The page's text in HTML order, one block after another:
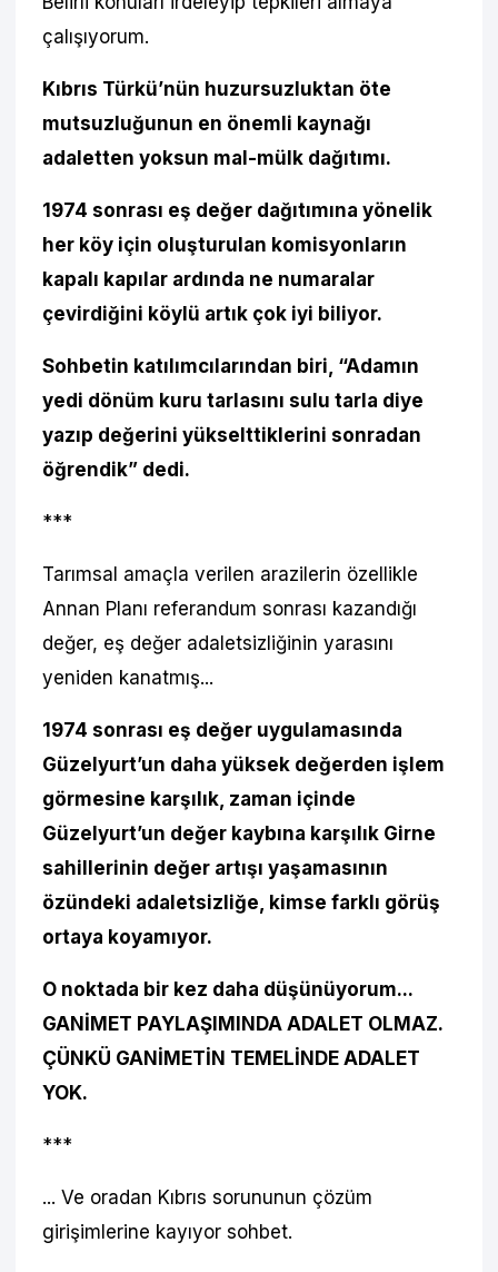
çalışıyorum.
Kıbrıs Türkü’nün huzursuzluktan öte
mutsuzluğunun en önemli kaynağı
adaletten yoksun mal-mülk dağıtımı.
1974 sonrası eş değer dağıtımına yönelik
her köy için oluşturulan komisyonların
kapalı kapılar ardında ne numaralar
çevirdiğini köylü artık çok iyi biliyor.
Sohbetin katılımcılarından biri, “Adamın
yedi dönüm kuru tarlasını sulu tarla diye
yazıp değerini yükselttiklerini sonradan
öğrendik” dedi.
***
Tarımsal amaçla verilen arazilerin özellikle
Annan Planı referandum sonrası kazandığı
değer, eş değer adaletsizliğinin yarasını
yeniden kanatmış...
1974 sonrası eş değer uygulamasında
Güzelyurt’un daha yüksek değerden işlem
görmesine karşılık, zaman içinde
Güzelyurt’un değer kaybına karşılık Girne
sahillerinin değer artışı yaşamasının
özündeki adaletsizliğe, kimse farklı görüş
ortaya koyamıyor.
O noktada bir kez daha düşünüyorum...
GANİMET PAYLAŞIMINDA ADALET OLMAZ.
ÇÜNKÜ GANİMETİN TEMELİNDE ADALET
YOK.
***
... Ve oradan Kıbrıs sorununun çözüm
girişimlerine kayıyor sohbet.